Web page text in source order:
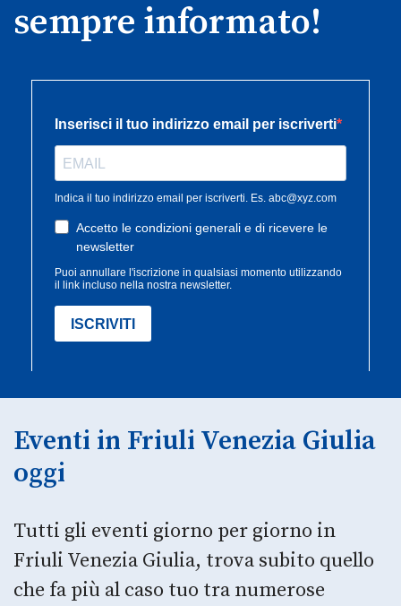
sempre informato!
Eventi in Friuli Venezia Giulia
oggi
Tutti gli eventi giorno per giorno in
Friuli Venezia Giulia, trova subito quello
che fa più al caso tuo tra numerose